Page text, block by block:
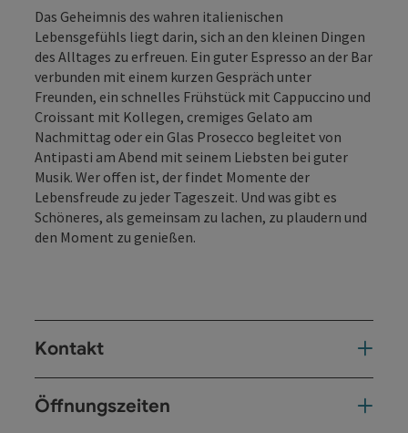
Das Geheimnis des wahren italienischen
Lebensgefühls liegt darin, sich an den kleinen Dingen
des Alltages zu erfreuen. Ein guter Espresso an der Bar
verbunden mit einem kurzen Gespräch unter
Freunden, ein schnelles Frühstück mit Cappuccino und
Croissant mit Kollegen, cremiges Gelato am
Nachmittag oder ein Glas Prosecco begleitet von
Antipasti am Abend mit seinem Liebsten bei guter
Musik. Wer offen ist, der findet Momente der
Lebensfreude zu jeder Tageszeit. Und was gibt es
Schöneres, als gemeinsam zu lachen, zu plaudern und
den Moment zu genießen.
Kontakt
Öffnungszeiten